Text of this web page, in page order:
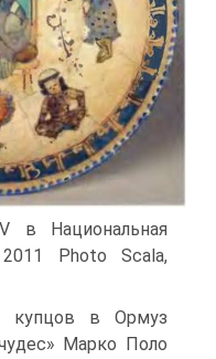
в Национальная
Photo Scala,
купцов в Ормуз
Марко Поло